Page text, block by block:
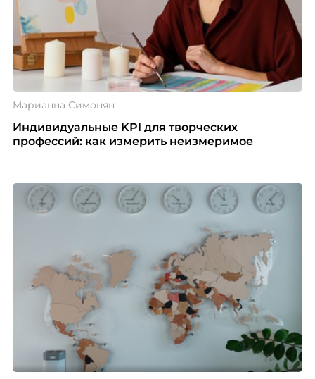
Марианна Симонян
Индивидуальные KPI для творческих
профессий: как измерить неизмеримое